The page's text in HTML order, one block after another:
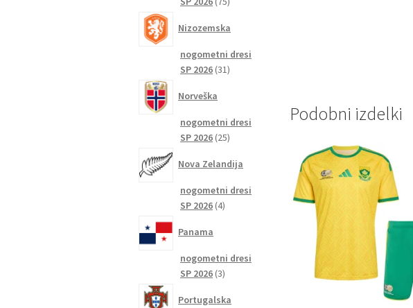
Podobni izdelki
Nizozemska
nogometni dresi
SP 2026 3131
Norveška
nogometni dresi
SP 2026 2525
Nova Zelandija
nogometni dresi
SP 2026 44
Panama
nogometni dresi
SP 2026 33
Portugalska